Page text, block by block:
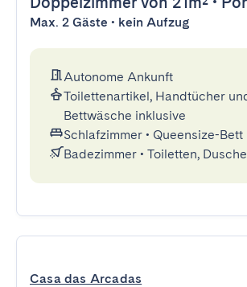
Max. 2 Gäste • kein Aufzug
Autonome Ankunft
Toilettenartikel, Handtücher
Bettwäsche inklusive
Schlafzimmer • Queensize-Bett
Badezimmer • Toiletten, Dusche
Casa das Arcadas